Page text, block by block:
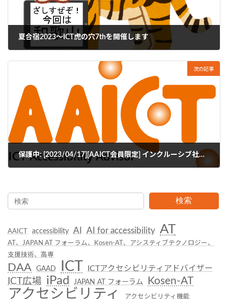
夏合宿2023～ICT虎の穴7thを開催します
次の記事
保護中: [2023/04/17][AAICT会員限定] インクルーシブ社会実現とICT利活用についての調査研究
検索
AAICT accessibility AI AI for accessibility AT
AT、JAPAN AT フォーラム、Kosen-AT、アシスティブテクノロジー、
支援技術、高専
DAA GAAD ICT ICTアクセシビリティアドバイザー
ICT広場 iPad JAPAN AT フォーラム Kosen-AT
アクセシビリティ アクセシビリティ機能